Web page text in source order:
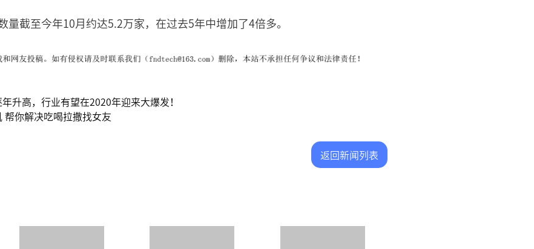
量截至今年10月约达5.2万家，在过去5年中增加了4倍多。
升高，行业有望在2020年迎来大爆发！
你解决吃喝拉撒找女友
返回新闻列表